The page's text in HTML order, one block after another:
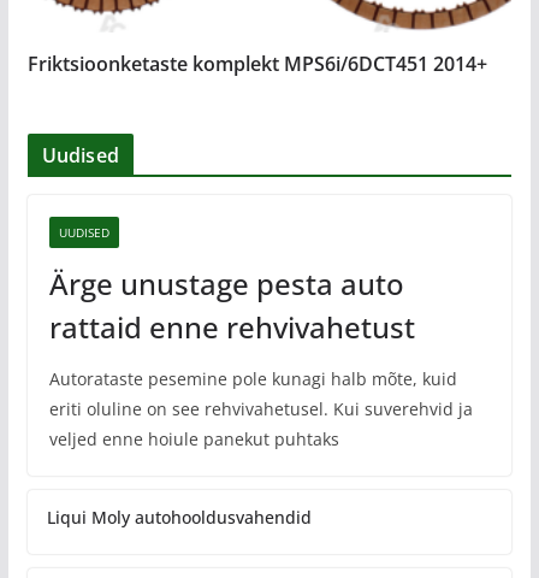
Friktsioonketaste komplekt MPS6i/6DCT451 2014+
Uudised
UUDISED
Ärge unustage pesta auto
rattaid enne rehvivahetust
Autorataste pesemine pole kunagi halb mõte, kuid
eriti oluline on see rehvivahetusel. Kui suverehvid ja
veljed enne hoiule panekut puhtaks
Liqui Moly autohooldusvahendid